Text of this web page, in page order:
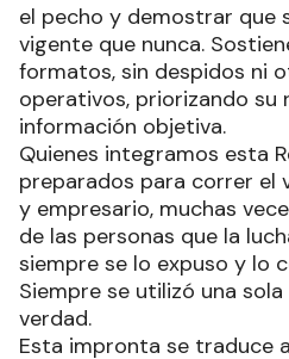
el pecho y demostrar que
vigente que nunca.
formatos, sin despidos ni
operativos, priorizando su
información objetiva.
Quienes integramos esta
preparados para correr el
y empresario, muchas
de las personas que la
siempre se lo expuso y lo
Siempre se utilizó una
verdad.
Esta impronta se traduce